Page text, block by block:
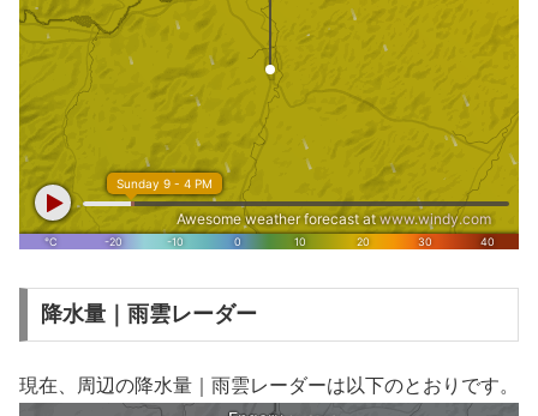
降水量｜雨雲レーダー
現在、周辺の降水量｜雨雲レーダーは以下のとおりです。